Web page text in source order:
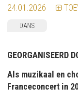
24.01.2026
DANS
GEORGANISEERD
Als muzikaal en
Franceconcert in